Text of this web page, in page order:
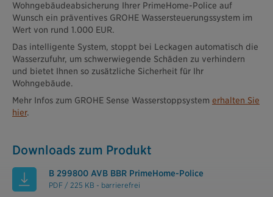
Wohngebäudeabsicherung Ihrer PrimeHome-Police auf
Wunsch ein präventives GROHE Wassersteuerungssystem im
Wert von rund 1.000 EUR.
Das intelligente System, stoppt bei Leckagen automatisch die
Wasserzufuhr, um schwerwiegende Schäden zu verhindern
und bietet Ihnen so zusätzliche Sicherheit für Ihr
Wohngebäude.
Mehr Infos zum GROHE Sense Wasserstoppsystem erhalten Sie
hier.
Downloads zum Produkt
B 299800 AVB BBR PrimeHome-Police
PDF / 225 KB - barrierefrei